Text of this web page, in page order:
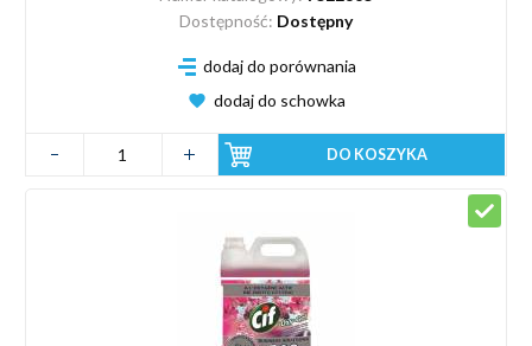
Dostępność: Dostępny
dodaj do porównania
dodaj do schowka
DO KOSZYKA